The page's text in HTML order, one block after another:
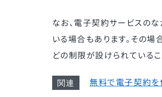
なお、電子契約サービスの
いる場合もあります。その
どの制限が設けられているこ
無料で電子契約を